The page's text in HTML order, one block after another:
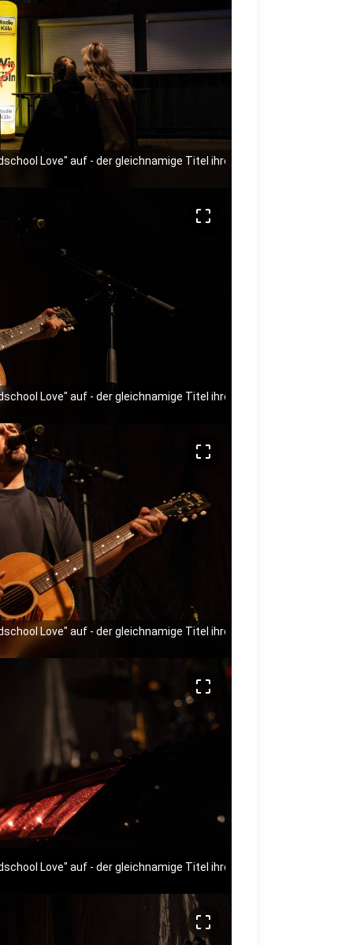
Love" auf - der gleichnamige Titel ihres neuen Albums.
crop_free
Love" auf - der gleichnamige Titel ihres neuen Albums.
crop_free
Love" auf - der gleichnamige Titel ihres neuen Albums.
crop_free
Love" auf - der gleichnamige Titel ihres neuen Albums.
crop_free